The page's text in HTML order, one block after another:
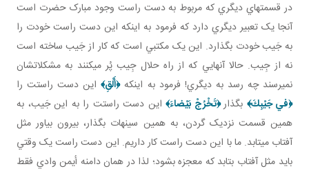
در قسمت هاي ديگري که مربوط به دست راست وجود مبارک حضرت است
آنجا يک تعبير ديگري دارد که فرمود به اينکه اين دست راست خودت را
به جَيب خودت بگذارد. اين يک مکتبي است که کار از جَيب ساخته است
نه از جِيب. حالا آنهايي که از راه حلال جِيب پُر مي کنند به مشکلاتشان
نمي رسند چه رسد به ديگري! فرمود به اينکه﴿أَلْقِ﴾اين دست راستت را
﴿في‏ جَيْبِكَ﴾ بگذار﴿تَخْرُجْ بَيْضاءَ﴾ اين دست راستت را به اين جَيب، به
همين قسمت نزديک گردن، به همين سينه ات بگذار، بيرون بياور مثل
آفتاب مي تابد. ما با اين دست راست کار داريم. اين دست راست يک وقتي
بايد مثل آفتاب بتابد که معجزه بشود؛ لذا در همان دامنه أيمن وادي فقط